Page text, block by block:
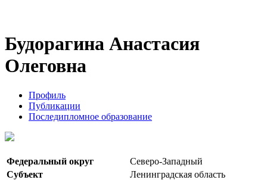
Будорагина Анастасия
Олеговна
Профиль
Публикации
Последипломное образование
Федеральный округ
Северо-Западный
Субъект
Ленинградская область